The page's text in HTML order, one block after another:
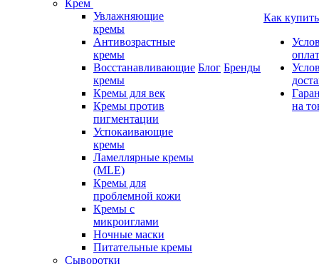
Крем
Увлажняющие
кремы
Антивозрастные
кремы
Восстанавливающие
кремы
Кремы для век
Кремы против
пигментации
Успокаивающие
кремы
Ламеллярные кремы
(MLE)
Кремы для
проблемной кожи
Кремы с
микроиглами
Ночные маски
Питательные кремы
Сыворотки
Блог Бренды
Как купить
на